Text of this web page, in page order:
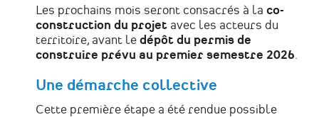
Les prochains mois seront consacrés à la co-
construction du projet avec les acteurs du
territoire, avant le dépôt du permis de
construire prévu au premier semestre 2026.
Une démarche collective
Cette première étape a été rendue possible